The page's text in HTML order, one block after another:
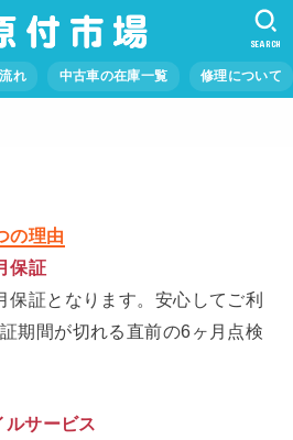
れ 中古車の在庫一覧 修理について
SEARCH
の理由
保証
保証となります。安心してご利
期間が切れる直前の6ヶ月点検
サービス